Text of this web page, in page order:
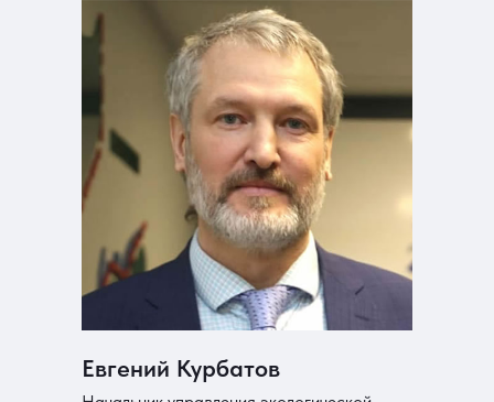
Евгений Курбатов